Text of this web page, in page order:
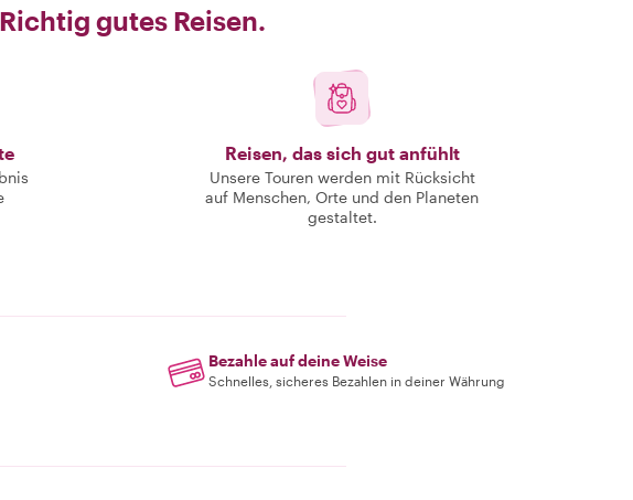
gutes Reisen.
Reisen, das sich gut anfühlt
Unsere Touren werden mit Rücksicht
auf Menschen, Orte und den Planeten
gestaltet.
Bezahle auf deine Weise
Schnelles, sicheres Bezahlen in deiner Währung